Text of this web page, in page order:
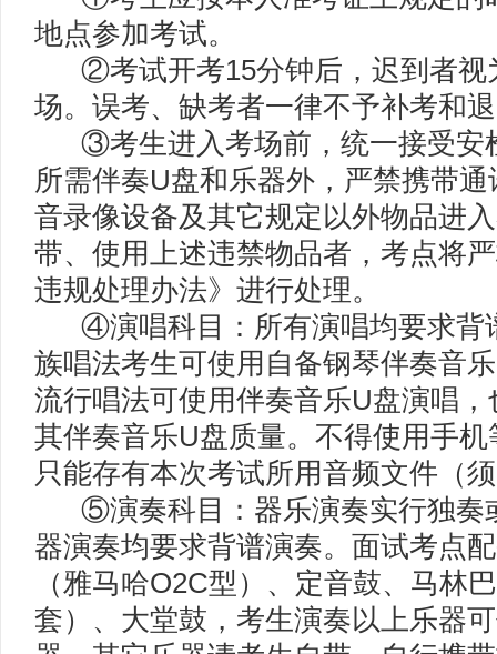
地点参加考试。
②考试开考15分钟后，迟到者视
场。误考、缺考者一律不予补考和
③考生进入考场前，统一接受安
所需伴奏U盘和乐器外，严禁携带
音录像设备及其它规定以外物品进
带、使用上述违禁物品者，考点将
违规处理办法》进行处理。
④演唱科目：所有演唱均要求背
族唱法考生可使用自备钢琴伴奏音
流行唱法可使用伴奏音乐U盘演唱
其伴奏音乐U盘质量。不得使用手
只能存有本次考试所用音频文件（
⑤演奏科目：器乐演奏实行独奏
器演奏均要求背谱演奏。面试考点
（雅马哈O2C型）、定音鼓、马林
套）、大堂鼓，考生演奏以上乐器